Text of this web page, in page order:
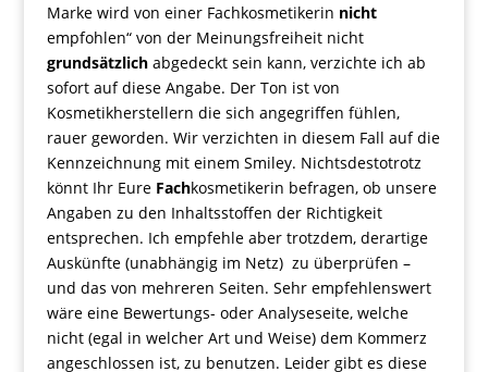
Marke wird von einer Fachkosmetikerin nicht
empfohlen“ von der Meinungsfreiheit nicht
grundsätzlichabgedeckt sein kann, verzichte ich ab
sofort auf diese Angabe. Der Ton ist von
Kosmetikherstellern die sich angegriffen fühlen,
rauer geworden. Wir verzichten in diesem Fall auf die
Kennzeichnung mit einem Smiley. Nichtsdestotrotz
könnt Ihr Eure Fachkosmetikerin befragen, ob unsere
Angaben zu den Inhaltsstoffen der Richtigkeit
entsprechen. Ich empfehle aber trotzdem, derartige
Auskünfte (unabhängig im Netz) zu überprüfen –
und das von mehreren Seiten. Sehr empfehlenswert
wäre eine Bewertungs- oder Analyseseite, welche
nicht (egal in welcher Art und Weise) dem Kommerz
angeschlossen ist, zu benutzen. Leider gibt es diese